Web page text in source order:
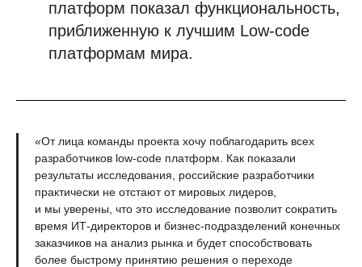
платформ показал функциональность,
приближенную к лучшим Low-code
платформам мира.
«От лица команды проекта хочу поблагодарить всех
разработчиков low-code платформ. Как показали
результаты исследования, российские разработчики
практически не отстают от мировых лидеров,
и мы уверены, что это исследование позволит сократить
время ИТ-директоров и бизнес-подразделений конечных
заказчиков на анализ рынка и будет способствовать
более быстрому принятию решения о переходе